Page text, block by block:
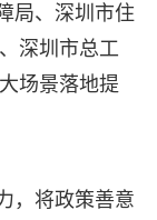
局、深圳市住
深圳市总工
场景落地提
，将政策善意